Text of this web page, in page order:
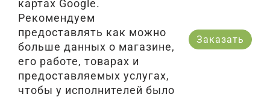
картах Google.
Рекомендуем
предоставлять как можно
больше данных о магазине,
его работе, товарах и
предоставляемых услугах,
чтобы у исполнителей было
Заказать